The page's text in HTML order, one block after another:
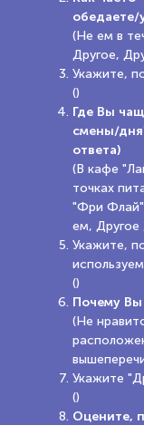
обедаете/
(Не ем в
Другое,
Укажите,
()
Где Вы
смены/
ответа)
(В кафе
точках
"Фри
ем, Другое
Укажите,
()
Почему
(Не
Укажите
()
Оцените,